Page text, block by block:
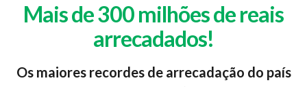
Mais de 300 milhões de reais
arrecadados!
Os maiores recordes de arrecadação do país